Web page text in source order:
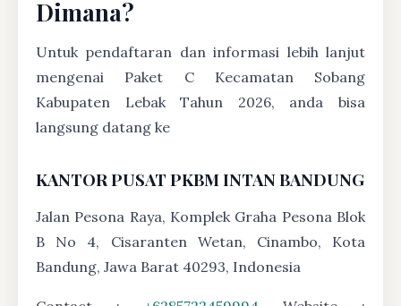
Dimana?
Untuk pendaftaran dan informasi lebih lanjut
mengenai Paket C Kecamatan Sobang
Kabupaten Lebak Tahun 2026, anda bisa
langsung datang ke
KANTOR PUSAT PKBM INTAN BANDUNG
Jalan Pesona Raya, Komplek Graha Pesona Blok
B No 4, Cisaranten Wetan, Cinambo, Kota
Bandung, Jawa Barat 40293, Indonesia